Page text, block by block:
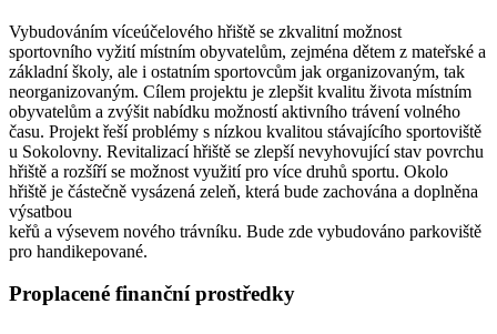
Vybudováním víceúčelového hřiště se zkvalitní možnost
sportovního vyžití místním obyvatelům, zejména dětem z mateřské a
základní školy, ale i ostatním sportovcům jak organizovaným, tak
neorganizovaným. Cílem projektu je zlepšit kvalitu života místním
obyvatelům a zvýšit nabídku možností aktivního trávení volného
času. Projekt řeší problémy s nízkou kvalitou stávajícího sportoviště
u Sokolovny. Revitalizací hřiště se zlepší nevyhovující stav povrchu
hřiště a rozšíří se možnost využití pro více druhů sportu. Okolo
hřiště je částečně vysázená zeleň, která bude zachována a doplněna
výsatbou
keřů a výsevem nového trávníku. Bude zde vybudováno parkoviště
pro handikepované.
Proplacené finanční prostředky